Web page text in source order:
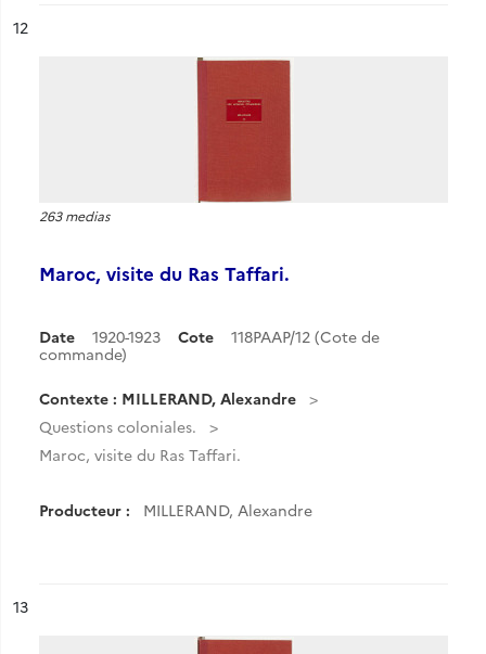
n°
12
263 medias
Maroc, visite du Ras Taffari.
Date 1920-1923 Cote
118PAAP/12 (Cote de
commande)
Contexte : MILLERAND, Alexandre
Questions coloniales.
Maroc, visite du Ras Taffari.
Producteur : MILLERAND, Alexandre
n°
13